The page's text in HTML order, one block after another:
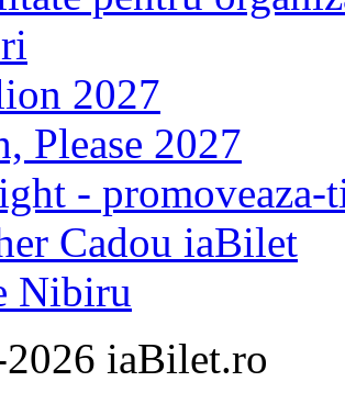
2027
Please 2027
- promoveaza-
Cadou iaBilet
Nibiru
iaBilet.ro